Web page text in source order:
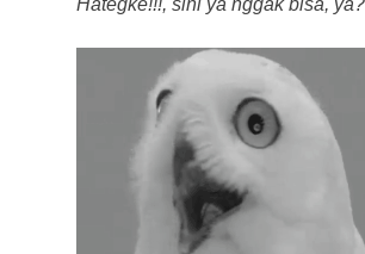
Hategke!!!, sini ya nggak bisa,